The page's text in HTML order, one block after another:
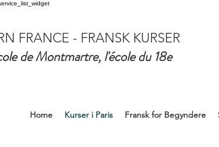
FRANCE - FRANSK KURSER
de Montmartre, l'école du 18e
Home Kurser i Paris Fransk for Begyndere